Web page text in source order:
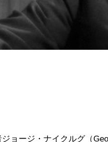
ョージ・ナイクルグ（